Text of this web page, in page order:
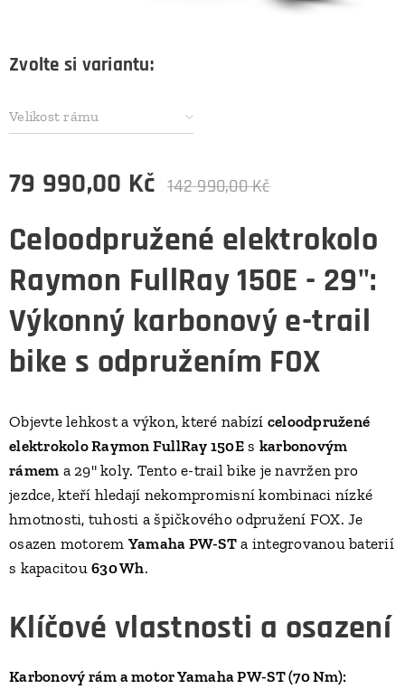
Zvolte si variantu:
Velikost rámu
79 990,00 Kč 142 990,00Kč
Celoodpružené elektrokolo
Raymon FullRay 150E - 29":
Výkonný karbonový e-trail
bike s odpružením FOX
Objevte lehkost a výkon, které nabízí celoodpružené
elektrokolo Raymon FullRay 150E s karbonovým
rámem a 29" koly. Tento e-trail bike je navržen pro
jezdce, kteří hledají nekompromisní kombinaci nízké
hmotnosti, tuhosti a špičkového odpružení FOX. Je
osazen motorem Yamaha PW-STa integrovanou baterií
s kapacitou630 Wh.
Klíčové vlastnosti a osazení
Karbonový rám a motor Yamaha PW-ST (70 Nm):